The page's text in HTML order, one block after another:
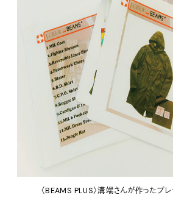
〈BEAMS PLUS〉溝端さんが作ったプレ